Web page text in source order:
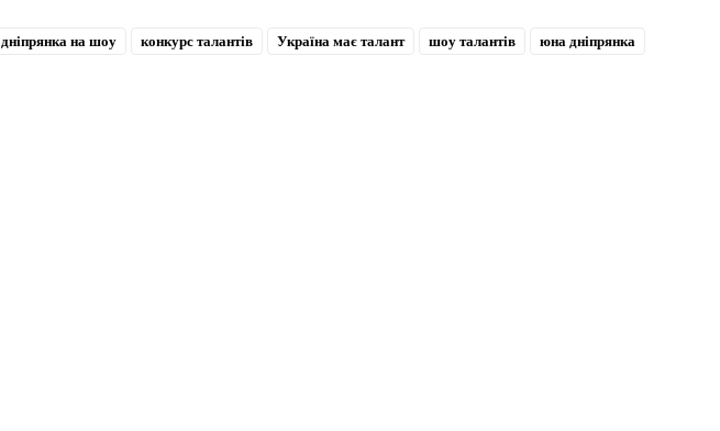
дніпрянка на шоу конкурс талантів Україна має талант шоу талантів юна дніпрянка